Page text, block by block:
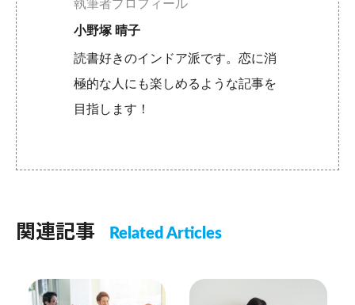
執筆者プロフィール
小野塚 晴子
読書好きのインドア派です。恋に消
極的な人にも楽しめるような記事を
目指します！
関連記事 Related Articles